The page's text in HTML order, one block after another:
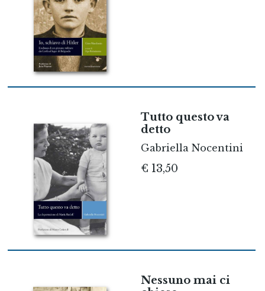
Tutto questo va
detto
Gabriella Nocentini
€ 13,50
Nessuno mai ci